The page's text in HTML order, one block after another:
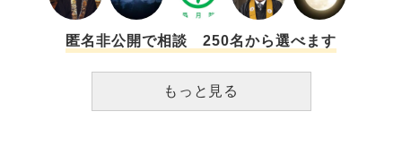
匿名非公開で相談 250名から選べます
もっと見る